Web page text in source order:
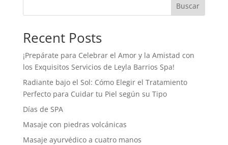
Buscar
Recent Posts
¡Prepárate para Celebrar el Amor y la Amistad con
los Exquisitos Servicios de Leyla Barrios Spa!
Radiante bajo el Sol: Cómo Elegir el Tratamiento
Perfecto para Cuidar tu Piel según su Tipo
Días de SPA
Masaje con piedras volcánicas
Masaje ayurvédico a cuatro manos